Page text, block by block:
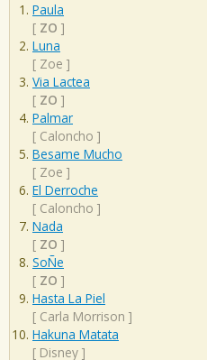
Paula
[ ZO ]
Luna
[ Zoe ]
Via Lactea
[ ZO ]
Palmar
[ Caloncho ]
Besame Mucho
[ Zoe ]
El Derroche
[ Caloncho ]
Nada
[ ZO ]
SoÑe
[ ZO ]
Hasta La Piel
[ Carla Morrison ]
Hakuna Matata
[ Disney ]